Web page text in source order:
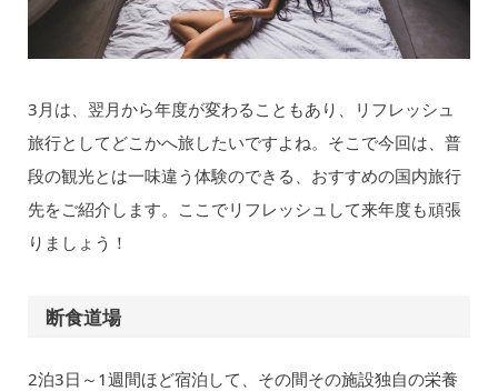
3月は、翌月から年度が変わることもあり、リフレッシュ
旅行としてどこかへ旅したいですよね。そこで今回は、普
段の観光とは一味違う体験のできる、おすすめの国内旅行
先をご紹介します。ここでリフレッシュして来年度も頑張
りましょう！
断食道場
2泊3日～1週間ほど宿泊して、その間その施設独自の栄養